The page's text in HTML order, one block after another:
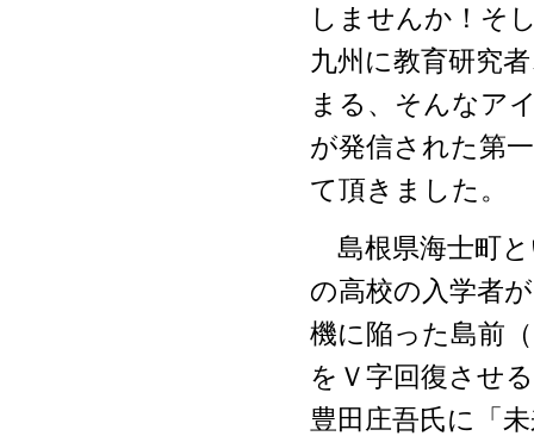
しませんか！そ
九州に教育研究
まる、そんなア
が発信された第
て頂きました。
島根県海士町と
の高校の入学者
機に陥った島前
をＶ字回復させ
豊田庄吾氏に「